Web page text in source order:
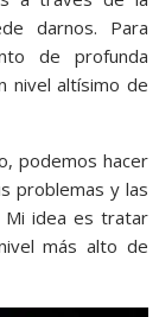
darnos. Para
de profunda
nivel altísimo de
podemos hacer
problemas y las
Mi idea es tratar
más alto de